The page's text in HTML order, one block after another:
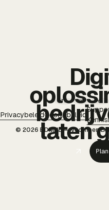
TT IG YT
PrivacybeleidCookiebeleid
© 2026 BDMNL — voorheen
laten